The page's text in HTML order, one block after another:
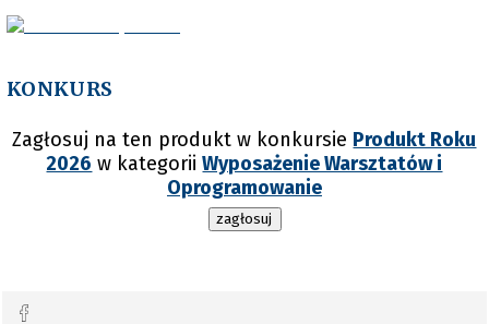
akredytacyjnych United Kingdom Accreditation Service.
KONKURS
Zagłosuj na ten produkt w konkursie Produkt Roku
2026 w kategorii Wyposażenie Warsztatów i
Oprogramowanie
zagłosuj